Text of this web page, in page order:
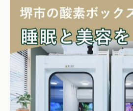
酸素ルームNap
ご予約はプロフィールから📩
#堺シティマラソン #マラソン前
ショニング #疲労回復